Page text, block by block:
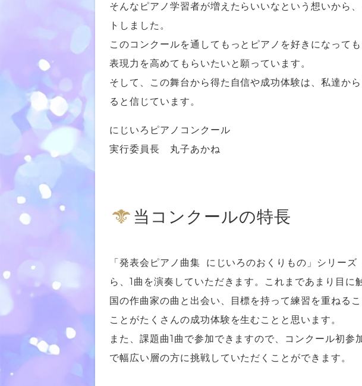
そんなピアノ学習者が増えたらいいなという想いから
トしました。
このコンクールを通してもっとピアノを好きになって
表現力を高めてもらいたいと願っています。
そして、この舞台から得た自信や成功体験は、私達か
ると信じています。
にじいろピアノコンクール
実行委員長 丸子あかね
当コンクールの特長
「発表会ピアノ曲集 にじいろのおくりもの」シリー
ら、1曲を演奏していただきます。これまであまり目に
国の作曲家の曲と出会い、目標を持って練習を重ねる
ことがたくさんの成功体験を生むことと思います。
また、課題曲1曲で参加できますので、コンクール初参
で幅広い層の方に挑戦していただくことができます。